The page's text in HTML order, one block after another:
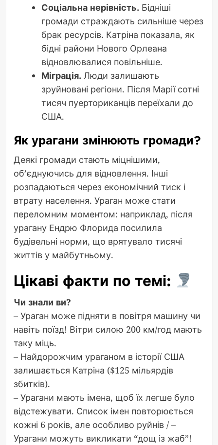
Соціальна нерівність. Бідніші
громади страждають сильніше через
брак ресурсів. Катріна показала, як
бідні райони Нового Орлеана
відновлювалися повільніше.
Міграція. Люди залишають
зруйновані регіони. Після Марії сотні
тисяч пуерториканців переїхали до
США.
Як урагани змінюють громади?
Деякі громади стають міцнішими,
об’єднуючись для відновлення. Інші
розпадаються через економічний тиск і
втрату населення. Ураган може стати
переломним моментом: наприклад, після
урагану Ендрю Флорида посилила
будівельні норми, що врятувало тисячі
життів у майбутньому.
Цікаві факти по темі:
Чи знали ви?
– Ураган може підняти в повітря машину чи
навіть поїзд! Вітри силою 200 км/год мають
таку міць.
– Найдорожчим ураганом в історії США
залишається Катріна ($125 мільярдів
збитків).
– Урагани мають імена, щоб їх легше було
відстежувати. Список імен повторюється
кожні 6 років, але особливо руйнів / –
Урагани можуть викликати “дощ із жаб”!